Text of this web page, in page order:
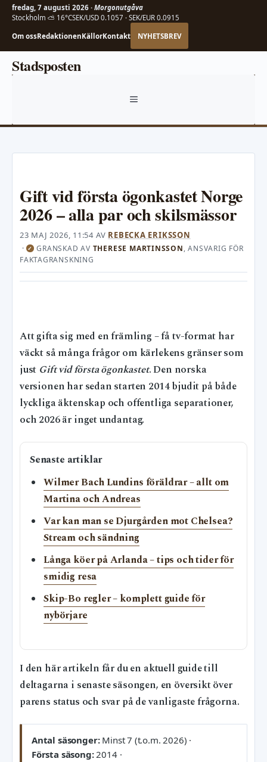
fredag, 7 augusti 2026 · Morgonutgåva
Stockholm ⛅ 16°CSEK/USD 0.1057 · SEK/EUR 0.0915
Om ossRedaktionenKällorKontakt NYHETSBREV
HoppaStadsposten
MENY
Gift vid första ögonkastet Norge
2026 – alla par och skilsmässor
23 MAJ 2026, 11:54 AV REBECKA ERIKSSON
·✓ GRANSKAD AV THERESE MARTINSSON, ANSVARIG FÖR
FAKTAGRANSKNING
Att gifta sig med en främling – få tv-format har
väckt så många frågor om kärlekens gränser som
just Gift vid första ögonkastet. Den norska
versionen har sedan starten 2014 bjudit på både
lyckliga äktenskap och offentliga separationer,
och 2026 är inget undantag.
Senaste artiklar
Wilmer Bach Lundins föräldrar – allt om
Martina och Andreas
Var kan man se Djurgården mot Chelsea?
Stream och sändning
Långa köer på Arlanda – tips och tider för
smidig resa
Skip-Bo regler – komplett guide för
nybörjare
I den här artikeln får du en aktuell guide till
deltagarna i senaste säsongen, en översikt över
parens status och svar på de vanligaste frågorna.
Antal säsonger:Minst 7 (t.o.m. 2026) ·
Första säsong:2014 ·